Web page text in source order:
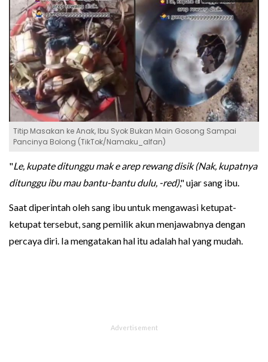
Titip Masakan ke Anak, Ibu Syok Bukan Main Gosong Sampai
Pancinya Bolong (TikTok/Namaku_alfan)
"Le, kupate ditunggu mak e arep rewang disik (Nak, kupatnya
ditunggu ibu mau bantu-bantu dulu, -red)," ujar sang ibu.
Saat diperintah oleh sang ibu untuk mengawasi ketupat-
ketupat tersebut, sang pemilik akun menjawabnya dengan
percaya diri. Ia mengatakan hal itu adalah hal yang mudah.